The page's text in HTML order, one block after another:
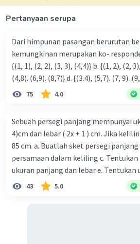
Pertanyaan serupa
Dari himpunan pasangan berurutan
kemungkinan merupakan ko- respondensi satu-satu? a.
{(1, 1), (2, 2), (3, 3), (4,4)} b. {(1, 2), (2, 3), (3, 4). (4,5)} c. {(2,7).
(4,8). (6,9). (8,7)} d. {(3.4), (5,7). (7, 9).
75 4.0
Sebuah persegi panjang mempunyai
4)cm dan lebar ( 2x + 1 ) cm. Jika
85 cm. a. Buatlah sket persegi
persamaan dalam keliling c. Tentukan
ukuran panjang dan lebar e. Tentukan
43 5.0